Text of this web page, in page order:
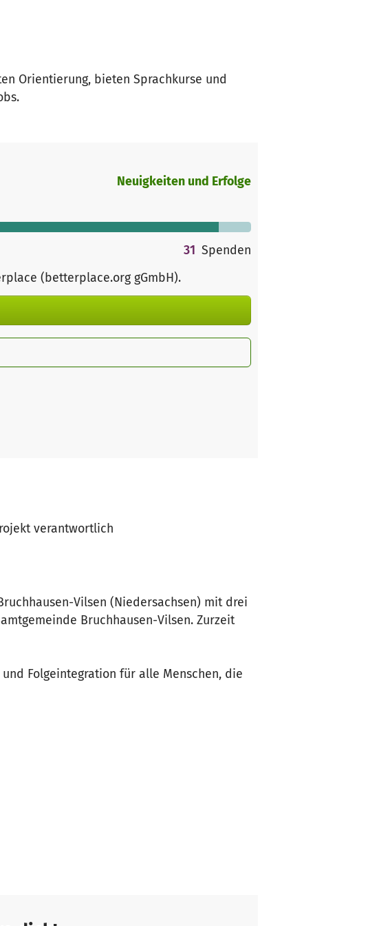
Orientierung, bieten Sprachkurse und
Neuigkeiten und Erfolge
31 Spenden
(betterplace.org gGmbH).
verantwortlich
Vilsen (Niedersachsen) mit drei
Bruchhausen-Vilsen. Zurzeit
Folgeintegration für alle Menschen, die
haben, guten Aufenthalt und